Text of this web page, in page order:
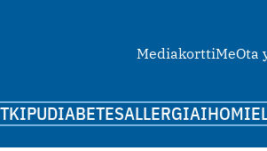
MediakorttiMeOta
KIPUDIABETESALLERGIAIHO